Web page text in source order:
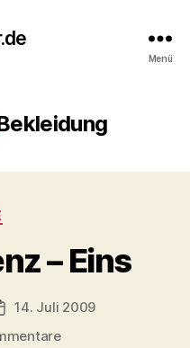
Menü
– Eins
14. Juli 2009
zu